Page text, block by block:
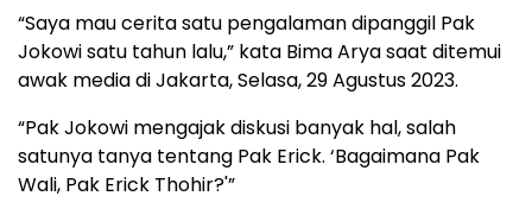
“Saya mau cerita satu pengalaman dipanggil Pak
Jokowi satu tahun lalu,” kata Bima Arya saat ditemui
awak media di Jakarta, Selasa, 29 Agustus 2023.
“Pak Jokowi mengajak diskusi banyak hal, salah
satunya tanya tentang Pak Erick. ‘Bagaimana Pak
Wali, Pak Erick Thohir?'”